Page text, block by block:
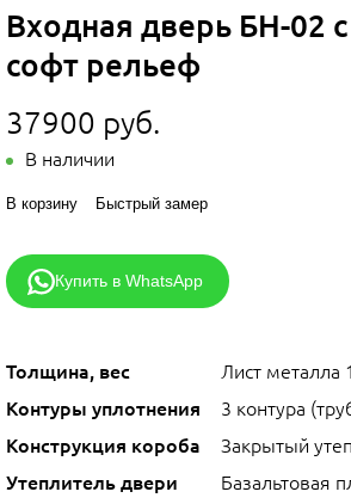
Входная дверь БН-
софт рельеф
37900 руб.
В наличии
В корзину Быстрый замер
Купить в WhatsApp
Толщина, вес
Лист
Контуры уплотнения
3 контура
Конструкция короба
Закрытый
Утеплитель двери
Базальтовая